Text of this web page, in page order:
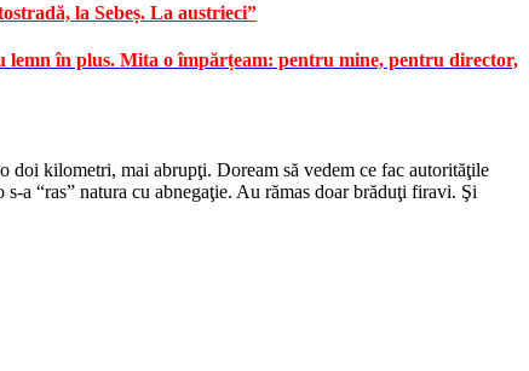
la Sebeș. La austrieci”
în plus. Mita o împărțeam: pentru mine, pentru director,
doi kilometri, mai abrupţi. Doream să vedem ce fac autorităţile
a “ras” natura cu abnegaţie. Au rămas doar brăduţi firavi. Şi